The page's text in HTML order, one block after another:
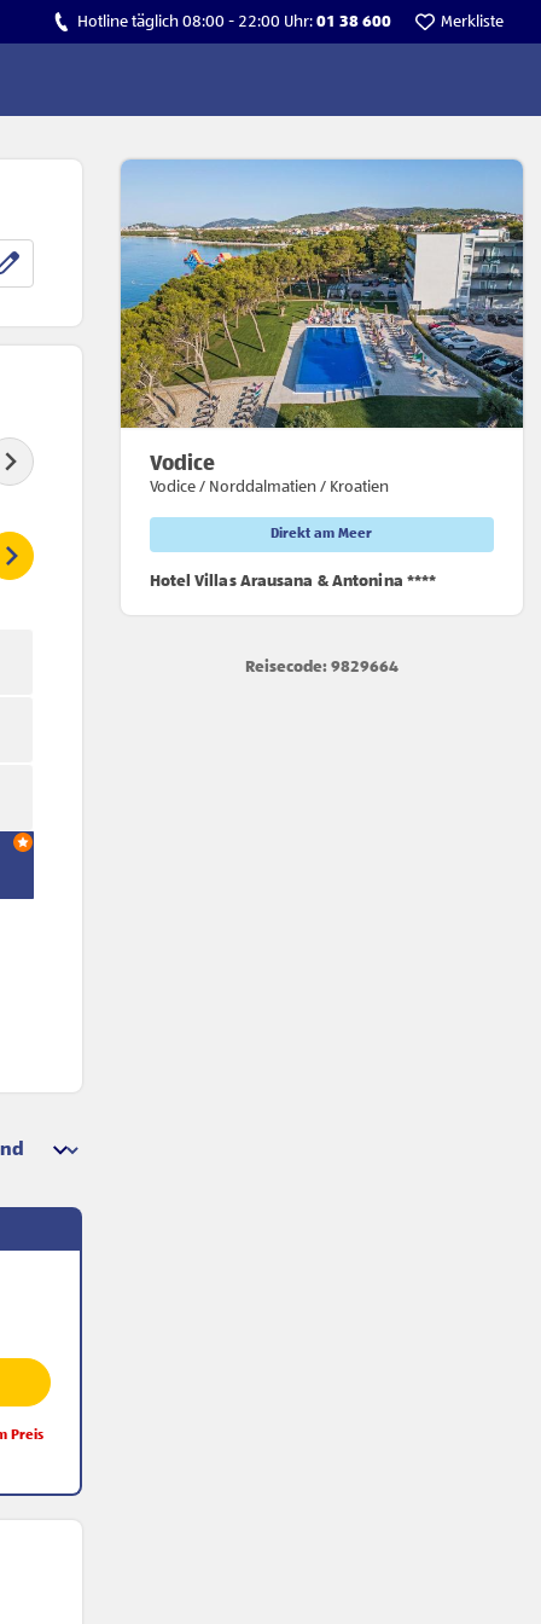
Hotline täglich 08:00 - 22:00 Uhr: 01 38 600 Merkliste
Vodice
Vodice / Norddalmatien / Kroatien
Direkt am Meer
Hotel Villas Arausana & Antonina ****
Reisecode: 9829664
Preis